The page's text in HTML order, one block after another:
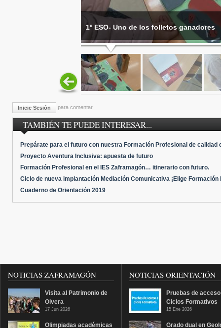
1º ESO- Uno de los folletos ganadores
Inicie Sesión para comentar
TAMBIÉN TE PUEDE INTERESAR...
Prepárate para el futuro con nuestra Formación Profesional de calidad
Proyecto Aventura Inclusiva: apuesta de futuro
Formación Profesional en el IES Zaframagón… itinerario con futuro.
Ciclo de nueva implantación Mediación Comunicativa ¡Elige
Cuaderno de Orientación 2019
NOTICIAS ZAFRAMAGÓN
Visita al Patrimonio de
Olvera
17 Jun 2026
Olimpiadas académicas
NOTICIAS ORIENTACIÓN
Pruebas de
Ciclos Formativos
15 Ene 2026
Grado dual en